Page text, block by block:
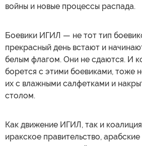
войны и новые процессы распада.
Боевики ИГИЛ — не тот тип
прекрасный день встают и
белым флагом. Они не сдаются. И
борется с этими боевиками, тоже
их с влажными салфетками и
столом.
Как движение ИГИЛ, так и
иракское правительство,